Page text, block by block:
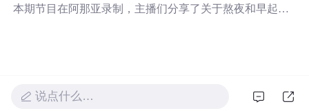
本期节目在阿那亚录制，主播们分享了关于熬夜和早起的
说点什么…